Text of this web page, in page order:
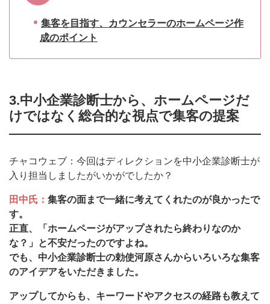
集客を目指す、カウンセラーのホームページ作
成のポイント
3.中小企業診断士から、ホームページだ
けではなく総合的な視点で集客の提案
チャコウェブ：今回はディレクションを中小企業診断士が
入り担当しましたがいかがでしたか？
田中氏： 集客の面まで一緒に考えてくれたのが良かったで
す。
正直、「ホームページがアップされたら終わりなのか
な？」と不安だったのですよね。
でも、中小企業診断士の勅使河原さんからいろいろな集客
のアイデアをいただきました。
アップしてからも、キーワードやアクセスの経路も教えて